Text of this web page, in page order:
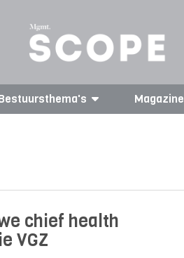
Magazine
chief health
VGZ